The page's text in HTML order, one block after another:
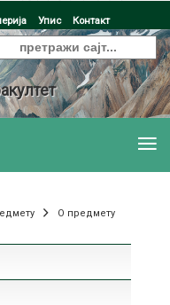
Упис Контакт
О предмету